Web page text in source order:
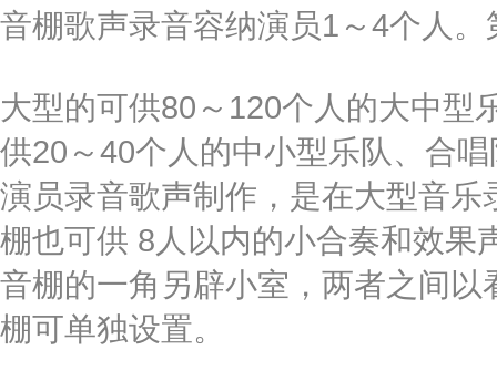
音棚歌声录音容纳演员1～4个人
大型的可供80～120个人的大中型
供20～40个人的中小型乐队、合
演员录音歌声制作，是在大型音
棚也可供 8人以内的小合奏和效果
音棚的一角另辟小室，两者之间
棚可单独设置。